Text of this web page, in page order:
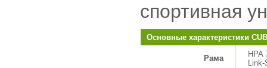
спортивная
Основные характеристики
Рама
HPA